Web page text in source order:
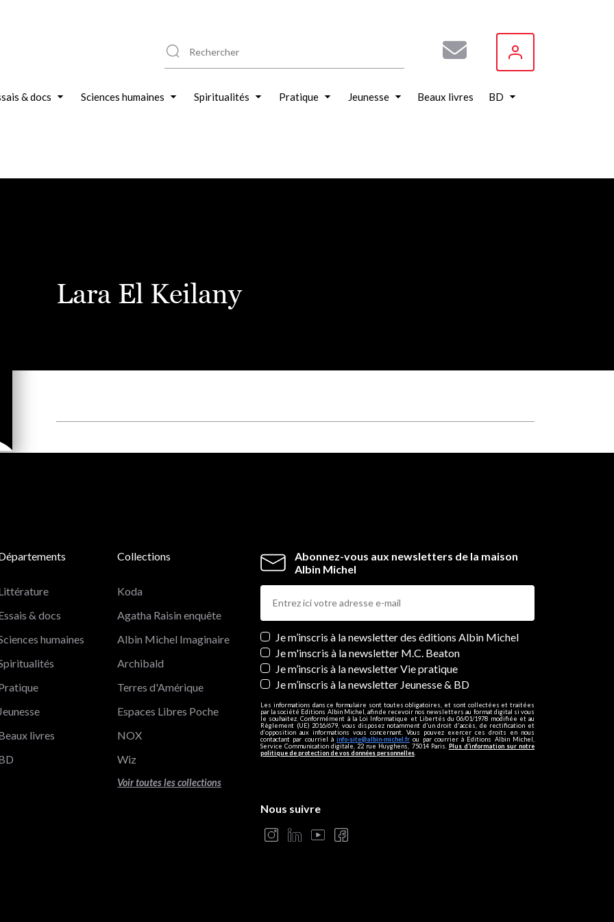
& docs Sciences humaines Spiritualités Pratique Jeunesse Beaux livres BD
Lara El Keilany
Abonnez-vous aux newsletters de la maison
Albin Michel
Newsletters
Je m’inscris à la newsletter des éditions Albin Michel
Je m'inscris à la newsletter M.C. Beaton
Je m’inscris à la newsletter Vie pratique
Je m’inscris à la newsletter Jeunesse & BD
Les informations dans ce formulaire sont toutes obligatoires, et sont collectées et traitées
par la société Editions Albin Michel, afin de recevoir nos newsletters au format digital si vous
le souhaitez. Conformément à la Loi Informatique et Libertés du 06/01/1978 modifiée et au
Règlement (UE) 2016/679, vous disposez notamment d'un droit d'accès, de rectification et
d’opposition aux informations vous concernant. Vous pouvez exercer ces droits en nous
contactant par courriel àinfo-site@albin-michel.fr ou par courrier à Editions Albin Michel,
Service Communication digitale, 22 rue Huyghens, 75014 Paris. Plus d’information sur notre
politique de protection de vos données personnelles
& docs
humaines
Jeunesse
livres
Collections
Koda
Agatha Raisin enquête
Albin Michel Imaginaire
Archibald
Terres d'Amérique
Espaces Libres Poche
NOX
Wiz
Voir toutes les collections
Nous suivre